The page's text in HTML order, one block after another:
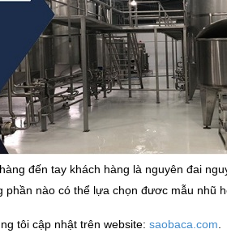
đến tay khách hàng là nguyên đai
phần nào có thể lựa chọn đươc mẫu nhũ
tôi cập nhật trên website: saobaca.com